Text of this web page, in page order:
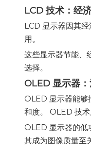
LCD 技术：经
LCD 显示器因其
用。
这些显示器节能、
选择。
OLED 显示器
OLED 显示器能够
和度。 OLED 技
OLED 显示器的低
其成为图像质量至